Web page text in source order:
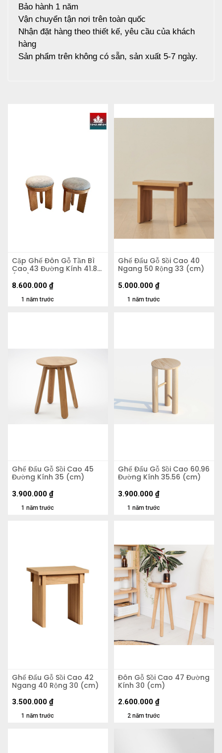
Bảo hành 1 năm
Vận chuyển tận nơi trên toàn quốc
Nhận đặt hàng theo thiết kế, yêu cầu của khách
hàng
Sản phẩm trên không có sẵn, sản xuất 5-7 ngày.
Cặp Ghế Đôn Gỗ Tần Bì
Cao 43 Đường Kính 41.8
(cm)
1 năm trước
8.600.000 ₫
Ghế Đẩu Gỗ Sồi Cao 40
Ngang 50 Rộng 33 (cm)
1 năm trước
5.000.000 ₫
Ghế Đẩu Gỗ Sồi Cao 45
Đường Kính 35 (cm)
1 năm trước
3.900.000 ₫
Ghế Đẩu Gỗ Sồi Cao 60.96
Đường Kính 35.56 (cm)
1 năm trước
3.900.000 ₫
Ghế Đẩu Gỗ Sồi Cao 42
Ngang 40 Rộng 30 (cm)
1 năm trước
3.500.000 ₫
Đôn Gỗ Sồi Cao 47 Đường
Kính 30 (cm)
2 năm trước
2.600.000 ₫